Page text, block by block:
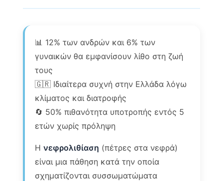
📊 12% των ανδρών και 6% των
γυναικών θα εμφανίσουν λίθο στη ζωή
τους
🇬🇷 Ιδιαίτερα συχνή στην Ελλάδα λόγω
κλίματος και διατροφής
🔄 50% πιθανότητα υποτροπής εντός 5
ετών χωρίς πρόληψη
Ηνεφρολιθίαση (πέτρες στα νεφρά)
είναι μια πάθηση κατά την οποία
σχηματίζονται συσσωματώματα